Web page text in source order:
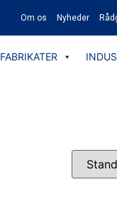
Om os Nyheder
FABRIKATER